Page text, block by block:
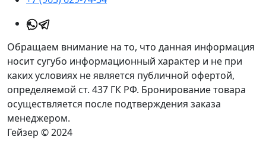
Обращаем внимание на то, что данная информация
носит сугубо информационный характер и не при
каких условиях не является публичной офертой,
определяемой ст. 437 ГК РФ. Бронирование товара
осуществляется после подтверждения заказа
менеджером.
Гейзер © 2024